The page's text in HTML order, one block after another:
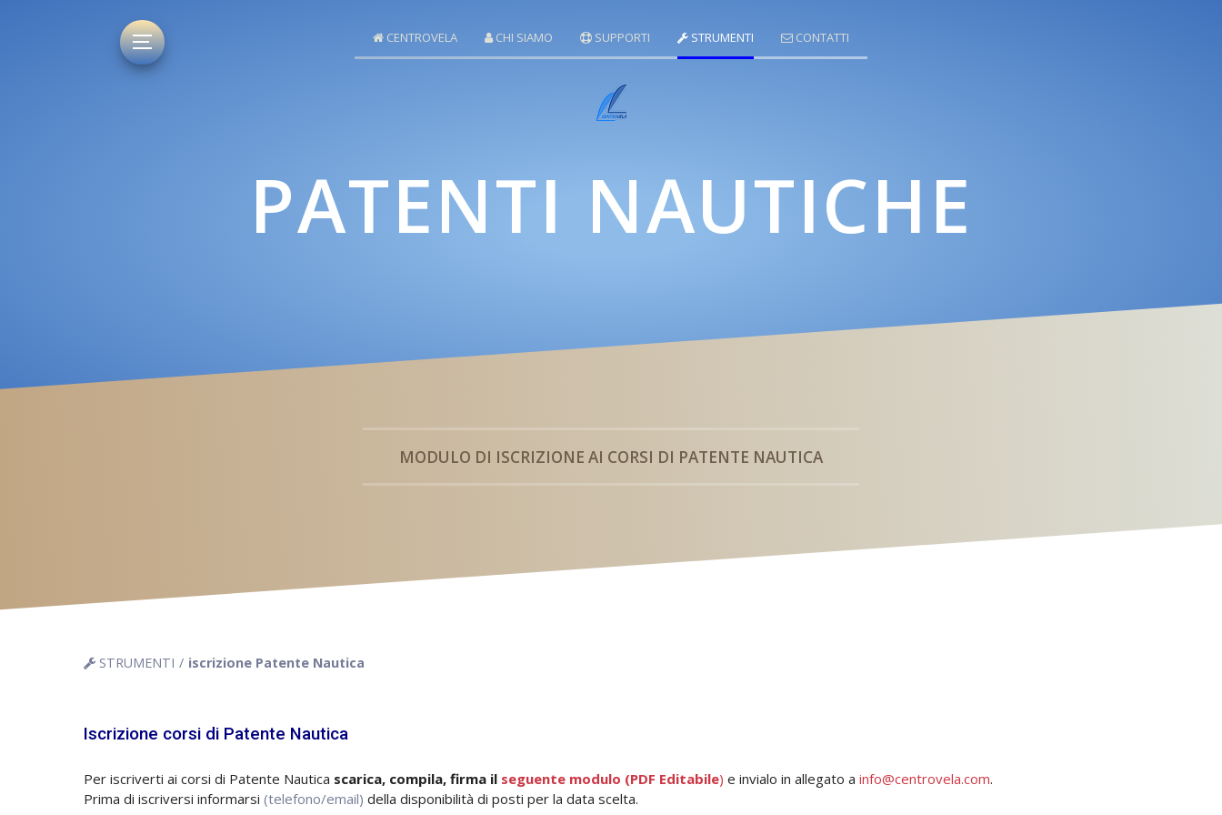
CENTROVELA CHI SIAMO SUPPORTI STRUMENTI CONTATTI
PATENTI NAUTICHE
MODULO DI ISCRIZIONE AI CORSI DI PATENTE NAUTICA
STRUMENTI iscrizione Patente Nautica
Iscrizione corsi di Patente Nautica
Per iscriverti ai corsi di Patente Nautica scarica, compila, firma il seguente modulo (PDF Editabile) e invialo in allegato a info@centrovela.com.
Prima di iscriversi informarsi (telefono/email) della disponibilità di posti per la data scelta.